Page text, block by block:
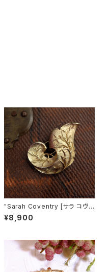
"Sarah Coventry [サラ コヴェ
ントリー]" 1961年 "GOLDEN
Brocade" ヴィンテージブロー
¥8,900